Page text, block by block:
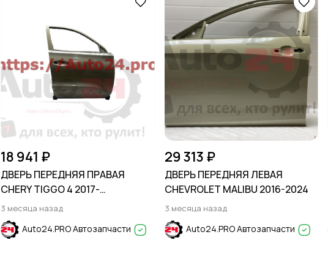
18 941 ₽
ДВЕРЬ ПЕРЕДНЯЯ ПРАВАЯ
CHERY TIGGO 4 2017-
(T19/T19FL)
3 месяца назад
Auto24.PRO Автозапчасти
29 313 ₽
ДВЕРЬ ПЕРЕДНЯЯ ЛЕВАЯ
CHEVROLET MALIBU 2016-2024
3 месяца назад
Auto24.PRO Автозапчасти